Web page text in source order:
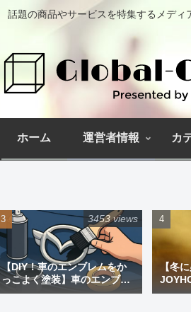
話題の商品やサービスを特集するメディ
ホーム 運営者情報 カ
【DIY！車のエンブレムをか
っこよく塗装】車のエンブレ
ム塗装｜道具と失敗しない手
3453 views
【冬